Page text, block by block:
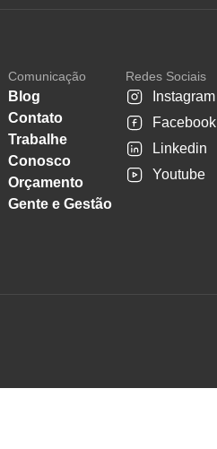
Comunicação
Blog
Contato
Trabalhe
Conosco
Orçamento
Gente e Gestão
Redes Sociais
Instagram
Facebook
Linkedin
Youtube